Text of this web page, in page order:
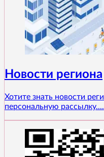
Новости региона
Хотите знать новости
персональную рассылку....